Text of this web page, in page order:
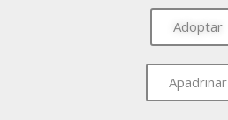
Adoptar
Apadrinar